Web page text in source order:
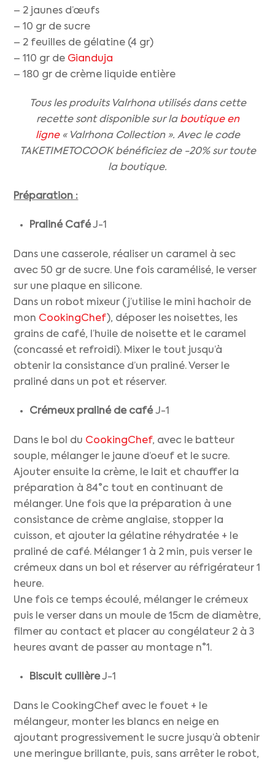
– 2 jaunes d’œufs
– 10 gr de sucre
– 2 feuilles de gélatine (4 gr)
– 110 gr de Gianduja
– 180 gr de crème liquide entière
Tous les produits Valrhona utilisés dans cette
recette sont disponible sur la boutique en
ligne« Valrhona Collection ». Avec le code
TAKETIMETOCOOK bénéficiez de -20% sur toute
la boutique.
Préparation :
Praliné CaféJ-1
Dans une casserole, réaliser un caramel à sec
avec 50 gr de sucre. Une fois caramélisé, le verser
sur une plaque en silicone.
Dans un robot mixeur (j’utilise le mini hachoir de
mon CookingChef ), déposer les noisettes, les
grains de café, l’huile de noisette et le caramel
(concassé et refroidi). Mixer le tout jusqu’à
obtenir la consistance d’un praliné. Verser le
praliné dans un pot et réserver.
Crémeux praliné de caféJ-1
Dans le bol du CookingChef, avec le batteur
souple, mélanger le jaune d’oeuf et le sucre.
Ajouter ensuite la crème, le lait et chauffer la
préparation à 84°c tout en continuant de
mélanger. Une fois que la préparation à une
consistance de crème anglaise, stopper la
cuisson, et ajouter la gélatine réhydratée + le
praliné de café. Mélanger 1 à 2 min, puis verser le
crémeux dans un bol et réserver au réfrigérateur 1
heure.
Une fois ce temps écoulé, mélanger le crémeux
puis le verser dans un moule de 15cm de diamètre,
filmer au contact et placer au congélateur 2 à 3
heures avant de passer au montage n°1.
Biscuit cuillèreJ-1
Dans le CookingChef avec le fouet + le
mélangeur, monter les blancs en neige en
ajoutant progressivement le sucre jusqu’à obtenir
une meringue brillante, puis, sans arrêter le robot,